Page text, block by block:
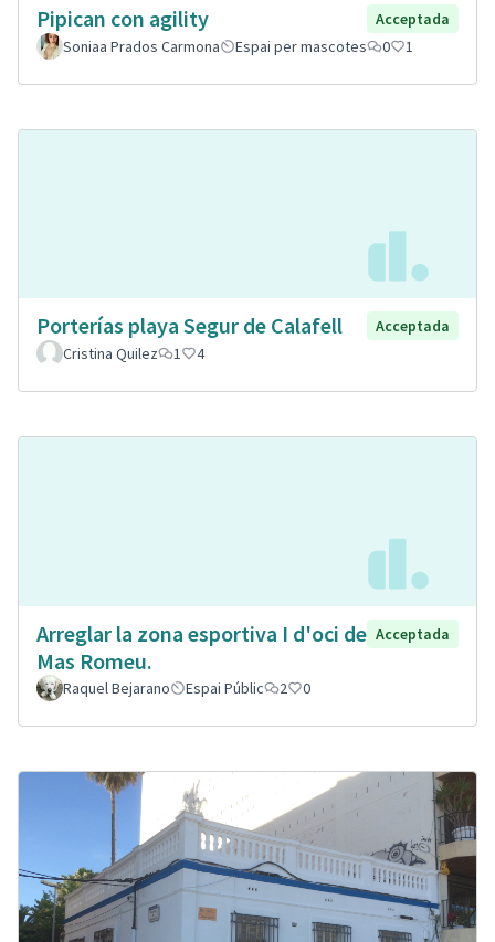
Pipican con agility
Acceptada
Soniaa Prados Carmona
Espai per mascotes 0 1
Porterías playa Segur de Calafell
Acceptada
Cristina Quilez
1 4
Arreglar la zona esportiva I d'oci de
Mas Romeu.
Acceptada
Raquel Bejarano Espai Públic 2 0